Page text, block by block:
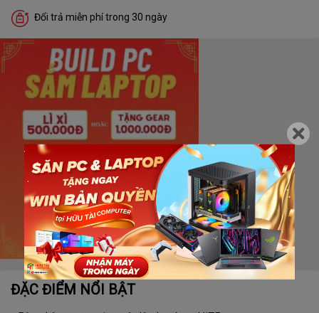
Đổi trả miễn phí trong 30 ngày
ĐẶC ĐIỂM NỔI BẬT